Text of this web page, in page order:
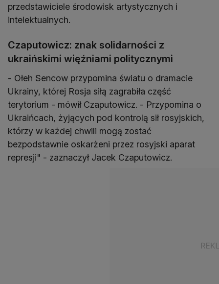
przedstawiciele środowisk artystycznych i
intelektualnych.
Czaputowicz: znak solidarności z
ukraińskimi więźniami politycznymi
- Ołeh Sencow przypomina światu o dramacie
Ukrainy, której Rosja siłą zagrabiła część
terytorium - mówił Czaputowicz. - Przypomina o
Ukraińcach, żyjących pod kontrolą sił rosyjskich,
którzy w każdej chwili mogą zostać
bezpodstawnie oskarżeni przez rosyjski aparat
represji" - zaznaczył Jacek Czaputowicz.